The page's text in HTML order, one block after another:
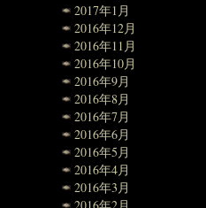
2017年1月
2016年12月
2016年11月
2016年10月
2016年9月
2016年8月
2016年7月
2016年6月
2016年5月
2016年4月
2016年3月